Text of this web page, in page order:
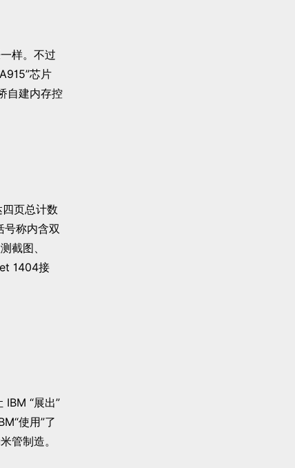
样。不过
芯片
自建内存控
页总计数
号称内含双
截图、
1404接
“展出”
使用”了
管制造。